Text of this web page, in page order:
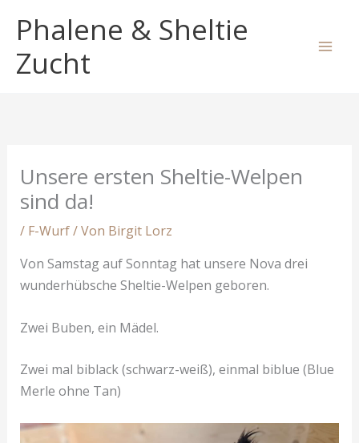
Inhalt
springen
Phalene & Sheltie
Zucht
Unsere ersten Sheltie-Welpen
sind da!
/ F-Wurf/ Von Birgit Lorz
Von Samstag auf Sonntag hat unsere Nova drei
wunderhübsche Sheltie-Welpen geboren.
Zwei Buben, ein Mädel.
Zwei mal biblack (schwarz-weiß), einmal biblue (Blue
Merle ohne Tan)